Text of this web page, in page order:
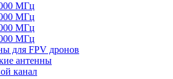
МГц
МГц
МГц
МГц
для FPV дронов
антенны
канал